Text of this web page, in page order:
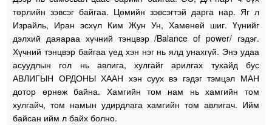
төрлийн зэвсэг байгаа. Цөмийн зэвсэгтэй дарга нар. Яг л
Израйль, Иран эсхүл Ким Жун Ун, Хаменей шиг. Үүнийг
дэлхий даяараа хүчний тэнцвэр /Balance of power/ гэдэг.
Хүчний тэнцвэр байгаа үед хэн нэг нь ялд унахгүй. Энэ удаа
асуудлын гол нь авлига, хулгайг арилгах тухайд бус
АВЛИГЫН ОРДОНЫ ХААН хэн суух вэ гэдэг тэмцэл МАН
дотор өрнөж байна. Хамгийн том нам нь хамгийн том
хулгайч, том намын удирдлага хамгийн том авлигач. Ийм
байсан ийм л байх болно.